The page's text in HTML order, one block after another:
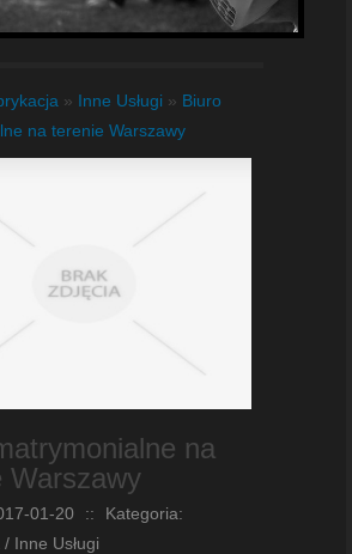
» Inne Usługi » Biuro
na terenie Warszawy
na
Warszawy
01-20 ::
Kategoria:
Inne Usługi